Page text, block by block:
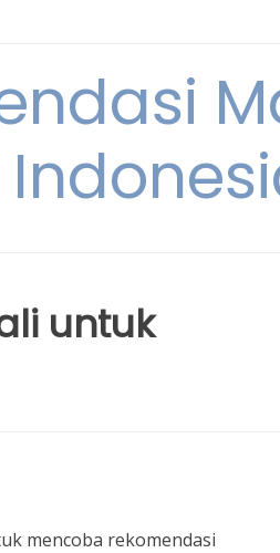
untuk
mencoba rekomendasi